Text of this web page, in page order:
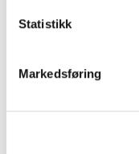
Statistikk
Markedsføring
Kari Slaatsveen